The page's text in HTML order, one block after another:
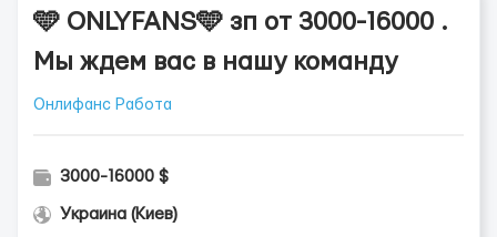
🩵 ONLYFANS🩵 зп от 3000-16000 .
Мы ждем вас в нашу команду
Онлифанс Работа
3000-16000 $
Украина (Киев)